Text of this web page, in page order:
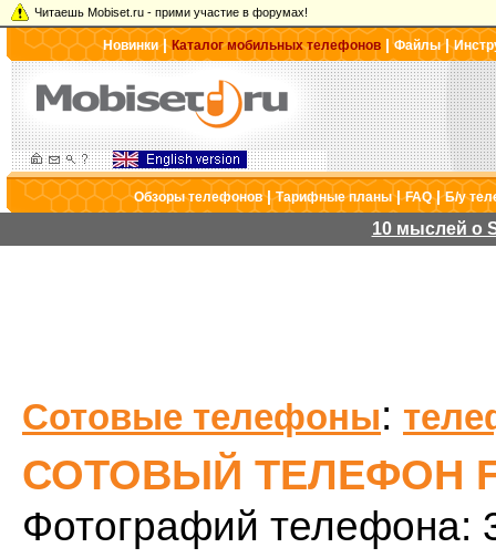
Читаешь Mobiset.ru - прими участие в форумах!
Новинки|Каталог мобильных телефонов |Файлы|
Обзоры телефонов|Тарифные планы|FAQ|Б/у
10 мыслей о
Сотовые телефоны:
СОТОВЫЙ ТЕЛЕФОН
Фотографий телефона: